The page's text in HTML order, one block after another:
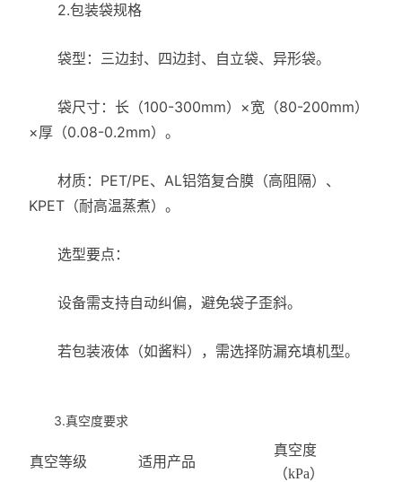
2.包装袋规格
袋型：三边封、四边封、自立袋、异形袋。
袋尺寸：长（100-300mm）×宽（80-200mm）
×厚（0.08-0.2mm）。
材质：PET/PE、AL铝箔复合膜（高阻隔）、
KPET（耐高温蒸煮）。
选型要点：
设备需支持自动纠偏，避免袋子歪斜。
若包装液体（如酱料），需选择防漏充填机型。
3.真空度要求
真空等级 适用产品
真空度
（kPa）